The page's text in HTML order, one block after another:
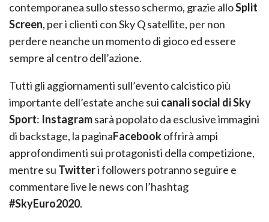
contemporanea sullo stesso schermo, grazie alloSplit
Screen, per i clienti con Sky Q satellite, per non
perdere neanche un momento di gioco ed essere
sempre al centro dell’azione.
Tutti gli aggiornamenti sull’evento calcistico più
importante dell’estate anche sui canali social di Sky
Sport: Instagramsarà popolato da esclusive immagini
di backstage, la paginaFacebookoffrirà ampi
approfondimenti sui protagonisti della competizione,
mentre su Twitteri followers potranno seguire e
commentare live le news con l’hashtag
#SkyEuro2020.